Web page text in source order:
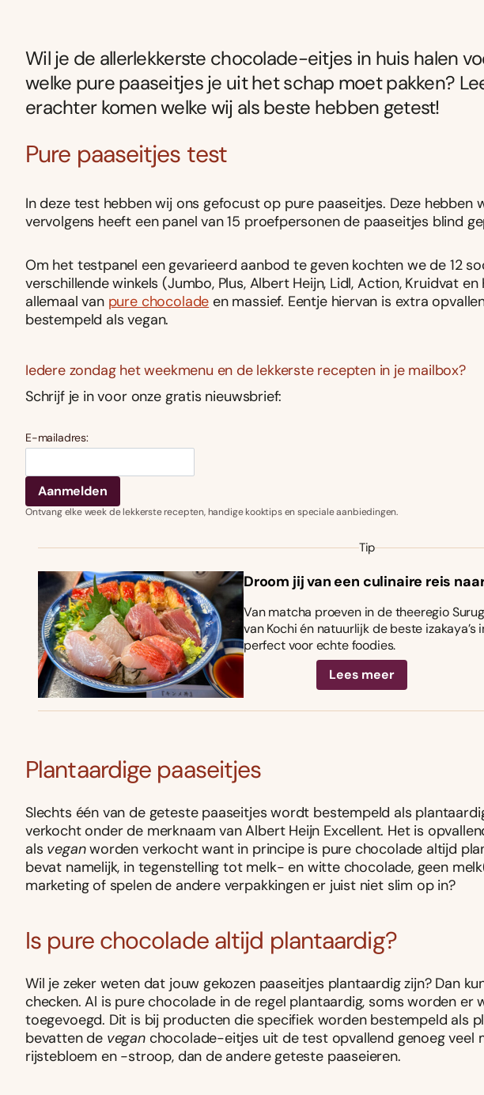
Wil je de allerlekkerste chocolade-eitjes in huis halen
welke pure paaseitjes je uit het schap moet pakken?
erachter komen welke wij als beste hebben getest!
Pure paaseitjes test
In deze test hebben wij ons gefocust op pure paaseitjes. Deze hebben
vervolgens heeft een panel van 15 proefpersonen de paaseitjes blind
Om het testpanel een gevarieerd aanbod te geven kochten we de 12
verschillende winkels (Jumbo, Plus, Albert Heijn, Lidl, Action, Kruidvat
allemaal van pure chocolade en massief. Eentje hiervan is extra
bestempeld als vegan.
Iedere zondag het weekmenu en de lekkerste recepten in je mailbox?
Schrijf je in voor onze gratis nieuwsbrief:
E-mailadres:
Ontvang elke week de lekkerste recepten, handige kooktips en speciale aanbiedingen.
Tip
Droom jij van een culinaire reis
Van matcha proeven in de theeregio
van Kochi én natuurlijk de beste izakaya’s
perfect voor echte foodies.
Lees meer
Plantaardige paaseitjes
Slechts één van de geteste paaseitjes wordt bestempeld als
verkocht onder de merknaam van Albert Heijn Excellent. Het is
als veganworden verkocht want in principe is pure chocolade altijd
bevat namelijk, in tegenstelling tot melk- en witte chocolade, geen
marketing of spelen de andere verpakkingen er juist niet slim op in?
Is pure chocolade altijd plantaardig?
Wil je zeker weten dat jouw gekozen paaseitjes plantaardig zijn? Dan
checken. Al is pure chocolade in de regel plantaardig, soms worden er
toegevoegd. Dit is bij producten die specifiek worden bestempeld als
bevatten de veganchocolade-eitjes uit de test opvallend genoeg veel
rijstebloem en -stroop, dan de andere geteste paaseieren.